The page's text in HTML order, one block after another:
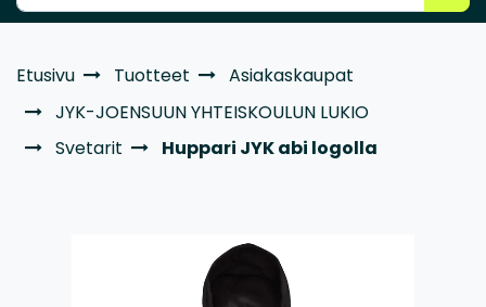
Etusivu Tuotteet
Asiakaskaupat
JYK-JOENSUUN YHTEISKOULUN LUKIO
Svetarit
Huppari JYK abi logolla